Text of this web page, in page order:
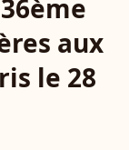
aux
le 28